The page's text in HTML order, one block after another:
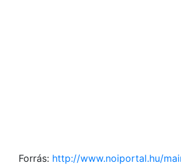
Forrás: http://www.noiportal.hu/